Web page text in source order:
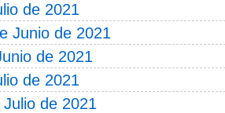
de 2021
Junio de 2021
de 2021
de 2021
de 2021